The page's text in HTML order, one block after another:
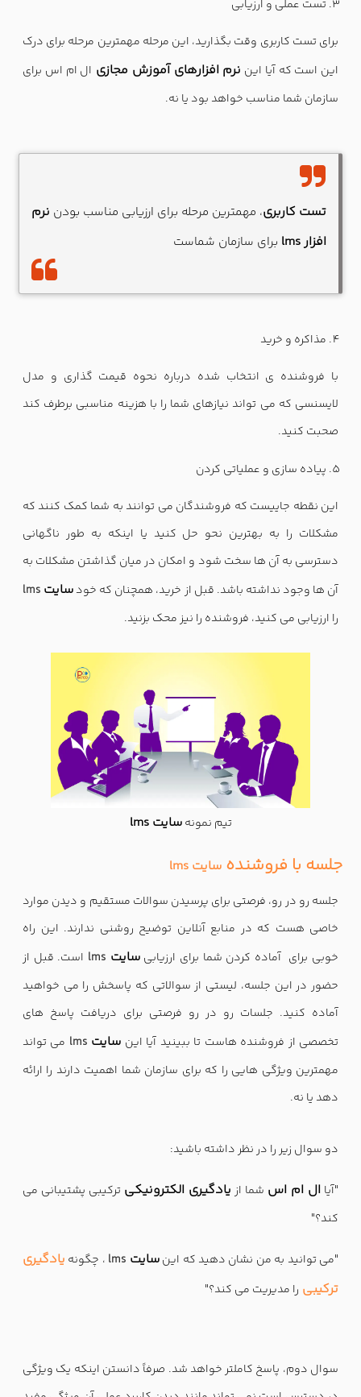
تست عملی و ارزیابی
برای تست کاربری وقت بگذارید، این مرحله مهمترین مرحله برای درک
این است که آیا این نرم افزارهای آموزش مجازی ال ام اس برای
سازمان شما مناسب خواهد بود یا نه.
تست کاربری، مهمترین مرحله برای ارزیابی مناسب بودن نرم
افزار lms
برای سازمان شماست
مذاکره و خرید
با فروشنده ی انتخاب شده درباره نحوه قیمت گذاری و مدل
لایسنسی که می تواند نیازهای شما را با هزینه مناسبی برطرف کند
صحبت کنید.
پیاده سازی و عملیاتی کردن
این نقطه جاییست که فروشندگان می توانند به شما کمک کنند که
مشکلات را به بهترین نحو حل کنید یا اینکه به طور ناگهانی
دسترسی به آن ها سخت شود و امکان در میان گذاشتن مشکلات به
آن ها وجود نداشته باشد. قبل از خرید، همچنان که خودسایت lms
را ارزیابی می کنید، فروشنده را نیز محک بزنید.
تیم نمونهسایت lms
جلسه با فروشنده سایت lms
جلسه رو در رو، فرصتی برای پرسیدن سوالات مستقیم و دیدن موارد
خاصی هست که در منابع آنلاین توضیح روشنی ندارند. این راه
خوبی برای آماده کردن شما برای ارزیابیسایت lms است. قبل از
حضور در این جلسه، لیستی از سوالاتی که پاسخش را می خواهید
آماده کنید. جلسات رو در رو فرصتی برای دریافت پاسخ های
تخصصی از فروشنده هاست تا ببینید آیا این سایتlms می تواند
مهمترین ویژگی هایی را که برای سازمان شما اهمیت دارند را ارائه
دهد یا نه.
دو سوال زیر را در نظر داشته باشید:
"آیا ال ام اس شما از یادگیری الکترونیکی ترکیبی پشتیبانی می
کند؟"
"می توانید به من نشان دهید که اینسایت lms ، چگونه یادگیری
ترکیبی را مدیریت می کند؟"
سوال دوم، پاسخ کاملتر خواهد شد. صرفاً دانستن اینکه یک ویژگی